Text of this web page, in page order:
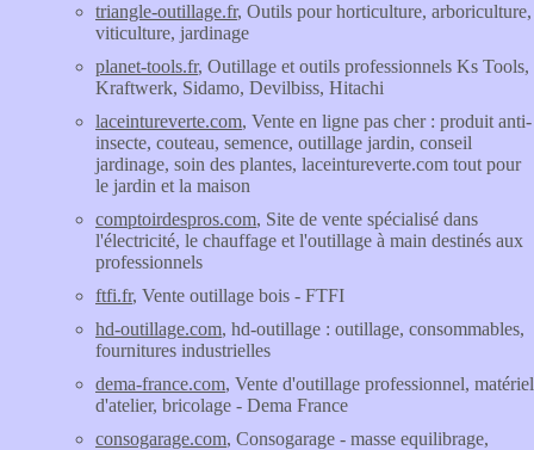
triangle-outillage.fr, Outils pour horticulture, arboriculture,
viticulture, jardinage
planet-tools.fr, Outillage et outils professionnels Ks Tools,
Kraftwerk, Sidamo, Devilbiss, Hitachi
laceintureverte.com, Vente en ligne pas cher : produit anti-
insecte, couteau, semence, outillage jardin, conseil
jardinage, soin des plantes, laceintureverte.com tout pour
le jardin et la maison
comptoirdespros.com, Site de vente spécialisé dans
l'électricité, le chauffage et l'outillage à main destinés aux
professionnels
ftfi.fr, Vente outillage bois - FTFI
hd-outillage.com, hd-outillage : outillage, consommables,
fournitures industrielles
dema-france.com, Vente d'outillage professionnel, matériel
d'atelier, bricolage - Dema France
consogarage.com, Consogarage - masse equilibrage,